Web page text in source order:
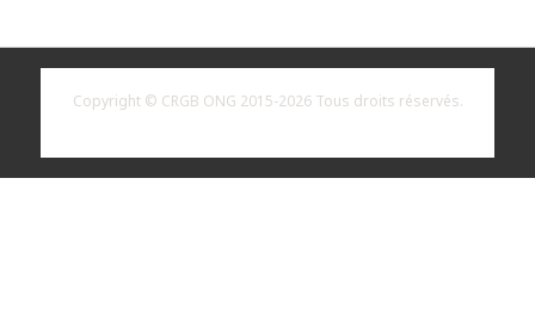
Copyright © CRGB ONG 2015-2026 Tous droits réservés.